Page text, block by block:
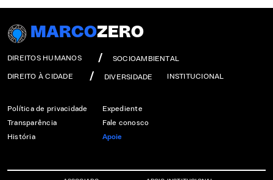
MARCOZERO
DIREITOS HUMANOS SOCIOAMBIENTAL
DIREITO À CIDADE DIVERSIDADE INSTITUCIONAL
Política de privacidade
Transparência
História
Expediente
Fale conosco
Apoie